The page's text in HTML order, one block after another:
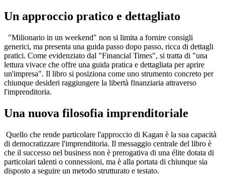
Un approccio pratico e dettagliato
"Milionario in un weekend" non si limita a fornire consigli
generici, ma presenta una guida passo dopo passo, ricca di dettagli
pratici. Come evidenziato dal "Financial Times", si tratta di "una
lettura vivace che offre una guida pratica e dettagliata per aprire
un'impresa". Il libro si posiziona come uno strumento concreto per
chiunque desideri raggiungere la libertà finanziaria attraverso
l'imprenditoria.
Una nuova filosofia imprenditoriale
Quello che rende particolare l'approccio di Kagan è la sua capacità
di democratizzare l'imprenditoria. Il messaggio centrale del libro è
che il successo nel business non è prerogativa di una élite dotata di
particolari talenti o connessioni, ma è alla portata di chiunque sia
disposto a seguire un metodo strutturato e testato.